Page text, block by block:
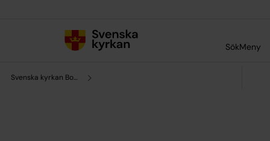
SökMeny
Svenska kyrkan Boden